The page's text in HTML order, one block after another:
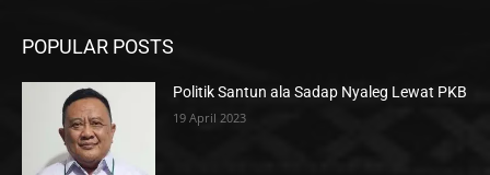
POPULAR POSTS
Politik Santun ala Sadap Nyaleg Lewat PKB
19 April 2023